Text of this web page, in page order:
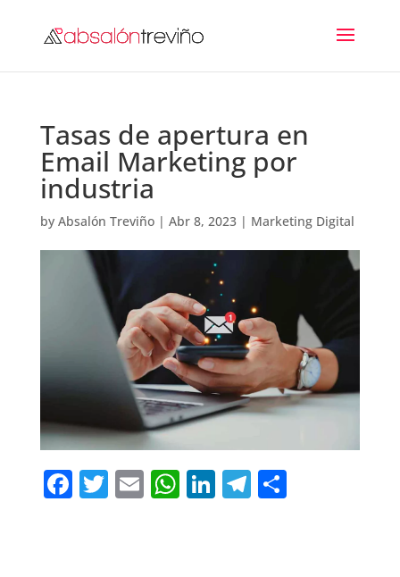
Tasas de apertura en
Email Marketing por
industria
by Absalón Treviño| Abr 8, 2023| Marketing Digital
F T E W Li T C